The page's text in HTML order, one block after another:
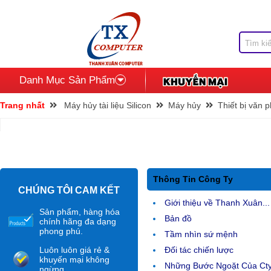
Danh Mục Sản Phẩm
Trang nhất Máy hủy tài liệu Silicon Máy hủy Thiết bị văn
CHÚNG TÔI CAM KẾT
Sản phẩm, hàng hóa
chính hãng đa dạng
phong phú.
Luôn luôn giá rẻ &
khuyến mại không
Thông Tin Công Ty
Giới thiệu về Thanh Xuân...
Bản đồ
Tầm nhìn sứ mệnh
Đối tác chiến lược
Những Bước Ngoặt Của